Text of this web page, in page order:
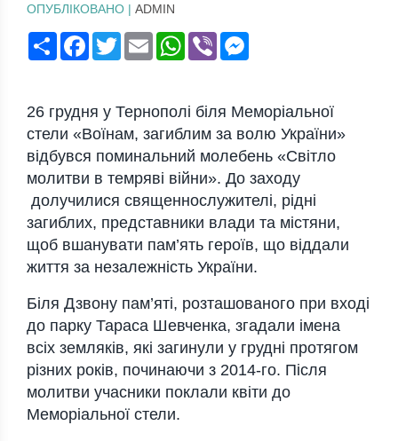
ОПУБЛІКОВАНО | ADMIN
ПоширитиFacebook
TwitterEmail WhatsApp
Viber
26 грудня у Тернополі біля Меморіальної
стели «Воїнам, загиблим за волю України»
відбувся поминальний молебень «Світло
молитви в темряві війни». До заходу
долучилися священнослужителі, рідні
загиблих, представники влади та містяни,
щоб вшанувати пам’ять героїв, що віддали
життя за незалежність України.
Біля Дзвону пам’яті, розташованого при вході
до парку Тараса Шевченка, згадали імена
всіх земляків, які загинули у грудні протягом
різних років, починаючи з 2014-го. Після
молитви учасники поклали квіти до
Меморіальної стели.